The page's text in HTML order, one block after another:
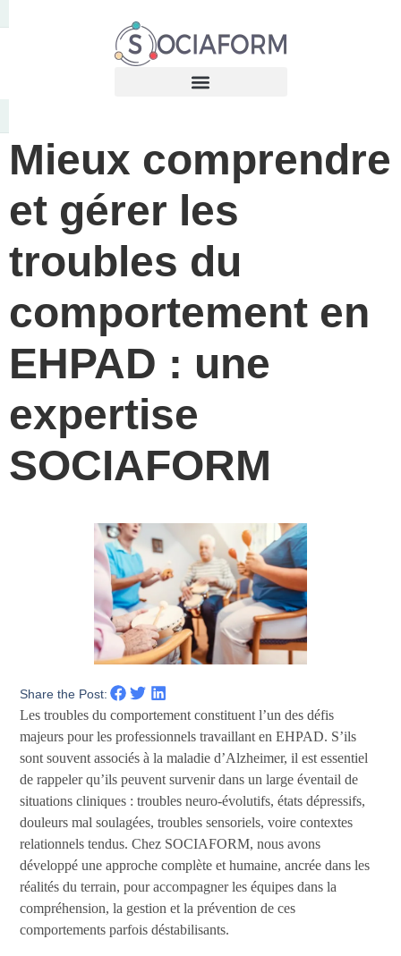
Mieux comprendre
et gérer les
troubles du
comportement en
EHPAD : une
expertise
SOCIAFORM
Share the Post:
Les troubles du comportement constituent l’un des défis
majeurs pour les professionnels travaillant en EHPAD. S’ils
sont souvent associés à la maladie d’Alzheimer, il est essentiel
de rappeler qu’ils peuvent survenir dans un large éventail de
situations cliniques : troubles neuro-évolutifs, états dépressifs,
douleurs mal soulagées, troubles sensoriels, voire contextes
relationnels tendus. Chez SOCIAFORM, nous avons
développé une approche complète et humaine, ancrée dans les
réalités du terrain, pour accompagner les équipes dans la
compréhension, la gestion et la prévention de ces
comportements parfois déstabilisants.